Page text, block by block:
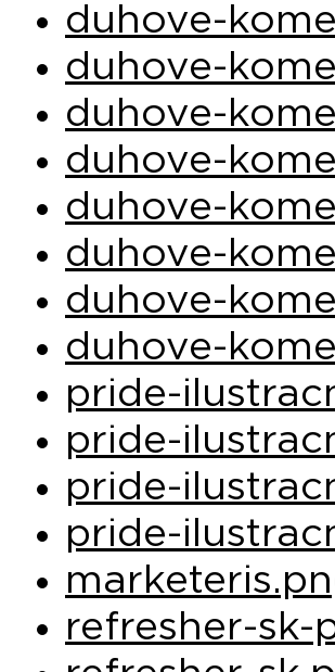
duhove-
duhove-
duhove-
duhove-
duhove-
duhove-
duhove-
duhove-
pride-
pride-
pride-
pride-
refresher-sk-